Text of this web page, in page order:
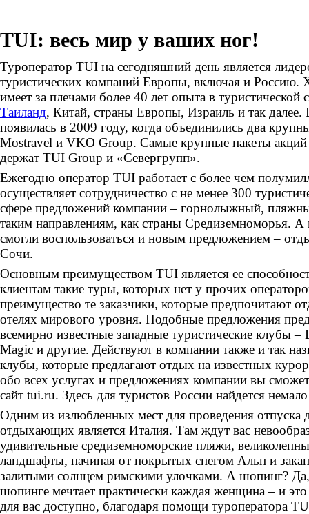
TUI: весь мир у ваших ног!
Туроператор TUI на сегодняшний день является
туристических компаний Европы, включая и Россию.
имеет за плечами более 40 лет опыта в туристической
Таиланд, Китай, страны Европы, Израиль и так далее.
появилась в 2009 году, когда объединились два
Mostravel и VKO Group. Самые крупные пакеты акций
держат TUI Group и «Севергрупп».
Ежегодно оператор TUI работает с более чем
осуществляет сотрудничество с не менее 300
сфере предложений компании – горнолыжный,
таким направлениям, как страны Средиземноморья. А
смогли воспользоваться и новым предложением –
Сочи.
Основным преимуществом TUI является ее
клиентам такие туры, которых нет у прочих
преимущество те заказчики, которые предпочитают
отелях мирового уровня. Подобные предложения
всемирно известные западные туристические клубы
Magic и другие. Действуют в компании также и так
клубы, которые предлагают отдых на известных
обо всех услугах и предложениях компании вы
сайт tui.ru. Здесь для туристов России найдется
Одним из излюбленных мест для проведения отпуска
отдыхающих является Италия. Там ждут вас
удивительные средиземноморские пляжи,
ландшафты, начиная от покрытых снегом Альп и
залитыми солнцем римскими улочками. А шопинг?
шопинге мечтает практически каждая женщина – и это
для вас доступно, благодаря помощи туроператора